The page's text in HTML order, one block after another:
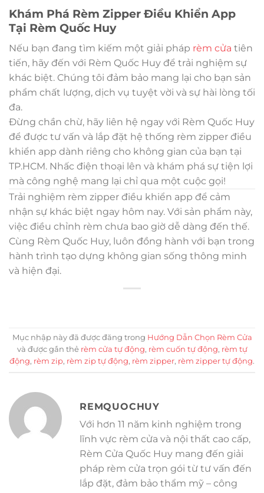
Khám Phá Rèm Zipper Điều Khiển App
Tại Rèm Quốc Huy
Nếu bạn đang tìm kiếm một giải pháp rèm cửa tiên
tiến, hãy đến với Rèm Quốc Huy để trải nghiệm sự
khác biệt. Chúng tôi đảm bảo mang lại cho bạn sản
phẩm chất lượng, dịch vụ tuyệt vời và sự hài lòng tối
đa.
Đừng chần chừ, hãy liên hệ ngay với Rèm Quốc Huy
để được tư vấn và lắp đặt hệ thống rèm zipper điều
khiển app dành riêng cho không gian của bạn tại
TP.HCM. Nhấc điện thoại lên và khám phá sự tiện lợi
mà công nghệ mang lại chỉ qua một cuộc gọi!
Trải nghiệm rèm zipper điều khiển app để cảm
nhận sự khác biệt ngay hôm nay. Với sản phẩm này,
việc điều chỉnh rèm chưa bao giờ dễ dàng đến thế.
Cùng Rèm Quốc Huy, luôn đồng hành với bạn trong
hành trình tạo dựng không gian sống thông minh
và hiện đại.
Mục nhập này đã được đăng trong Hướng Dẫn Chọn Rèm Cửa
và được gắn thẻ rèm cửa tự động, rèm cuốn tự động, rèm tự
động, rèm zip, rèm zip tự động, rèm zipper, rèm zipper tự động.
REMQUOCHUY
Với hơn 11 năm kinh nghiệm trong
lĩnh vực rèm cửa và nội thất cao cấp,
Rèm Cửa Quốc Huy mang đến giải
pháp rèm cửa trọn gói từ tư vấn đến
lắp đặt, đảm bảo thẩm mỹ – công